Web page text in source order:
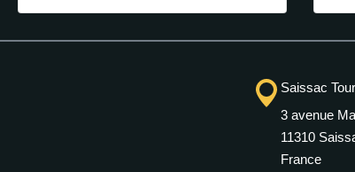
Saissac
3 avenue
11310
France